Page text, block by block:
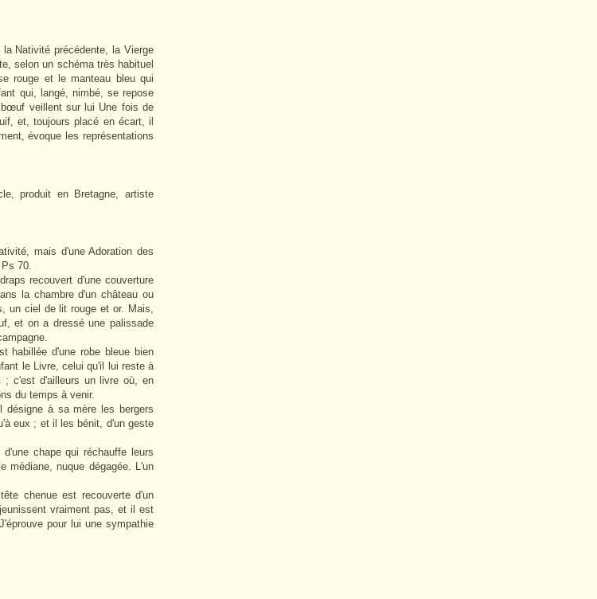
Nativité précédente, la Vierge
selon un schéma très habituel
rouge et le manteau bleu qui
qui, langé, nimbé, se repose
bœuf veillent sur lui Une fois de
et, toujours placé en écart, il
évoque les représentations
produit en Bretagne, artiste
mais d'une Adoration des
Ps 70.
recouvert d'une couverture
la chambre d'un château ou
un ciel de lit rouge et or. Mais,
et on a dressé une palissade
habillée d'une robe bleue bien
le Livre, celui qu'il lui reste à
; c'est d'ailleurs un livre où, en
du temps à venir.
à sa mère les bergers
eux ; et il les bénit, d'un geste
chape qui réchauffe leurs
médiane, nuque dégagée. L'un
chenue est recouverte d'un
vraiment pas, et il est
pour lui une sympathie